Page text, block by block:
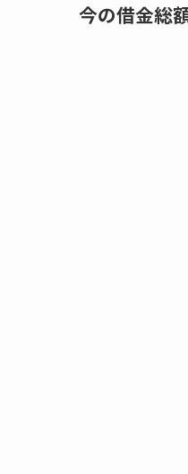
今の借金総